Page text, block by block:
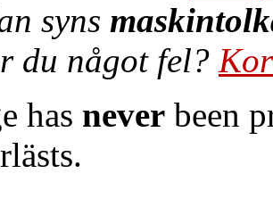
syns
du något fel?
has never been